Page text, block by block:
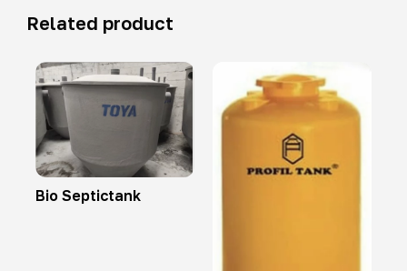
Related product
Bio Septictank